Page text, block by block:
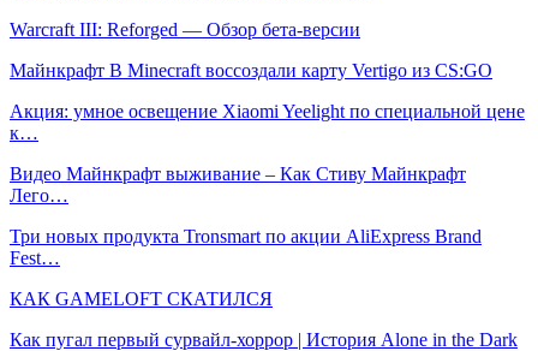
Warcraft III: Reforged — Обзор бета-версии
Майнкрафт В Minecraft воссоздали карту Vertigo из CS:GO
Акция: умное освещение Xiaomi Yeelight по специальной цене
к…
Видео Майнкрафт выживание – Как Стиву Майнкрафт
Лего…
Три новых продукта Tronsmart по акции AliExpress Brand
Fest…
КАК GAMELOFT СКАТИЛСЯ
Как пугал первый сурвайл-хоррор | История Alone in the Dark